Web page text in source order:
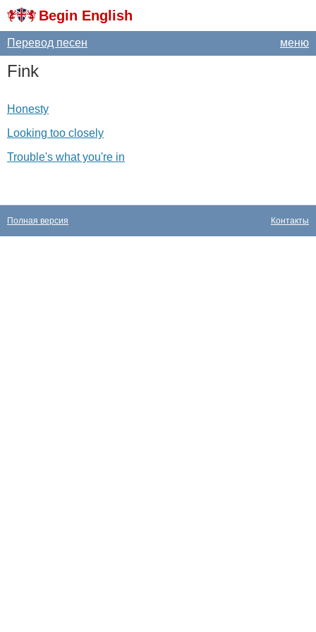
Begin English
меню
Перевод песен
Fink
Honesty
Looking too closely
Trouble's what you're in
Контакты
Полная версия